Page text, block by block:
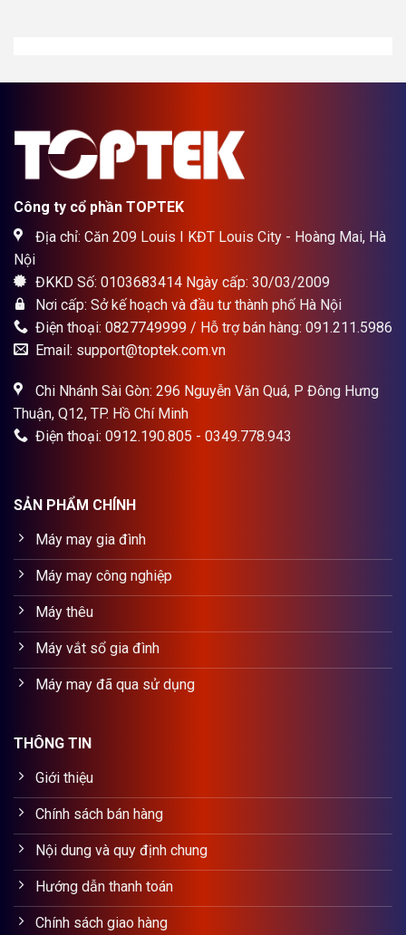
Công ty cổ phần TOPTEK
Địa chỉ: Căn 209 Louis I KĐT Louis City - Hoàng Mai, Hà
Nội
ĐKKD Số: 0103683414 Ngày cấp: 30/03/2009
Nơi cấp: Sở kế hoạch và đầu tư thành phố Hà Nội
Điện thoại: 0827749999 / Hỗ trợ bán hàng: 091.211.5986
Email: support@toptek.com.vn
Chi Nhánh Sài Gòn: 296 Nguyễn Văn Quá, P Đông Hưng
Thuận, Q12, TP. Hồ Chí Minh
Điện thoại: 0912.190.805 - 0349.778.943
SẢN PHẨM CHÍNH
Máy may gia đình
Máy may công nghiệp
Máy thêu
Máy vắt sổ gia đình
Máy may đã qua sử dụng
THÔNG TIN
Giới thiệu
Chính sách bán hàng
Nội dung và quy định chung
Hướng dẫn thanh toán
Chính sách giao hàng